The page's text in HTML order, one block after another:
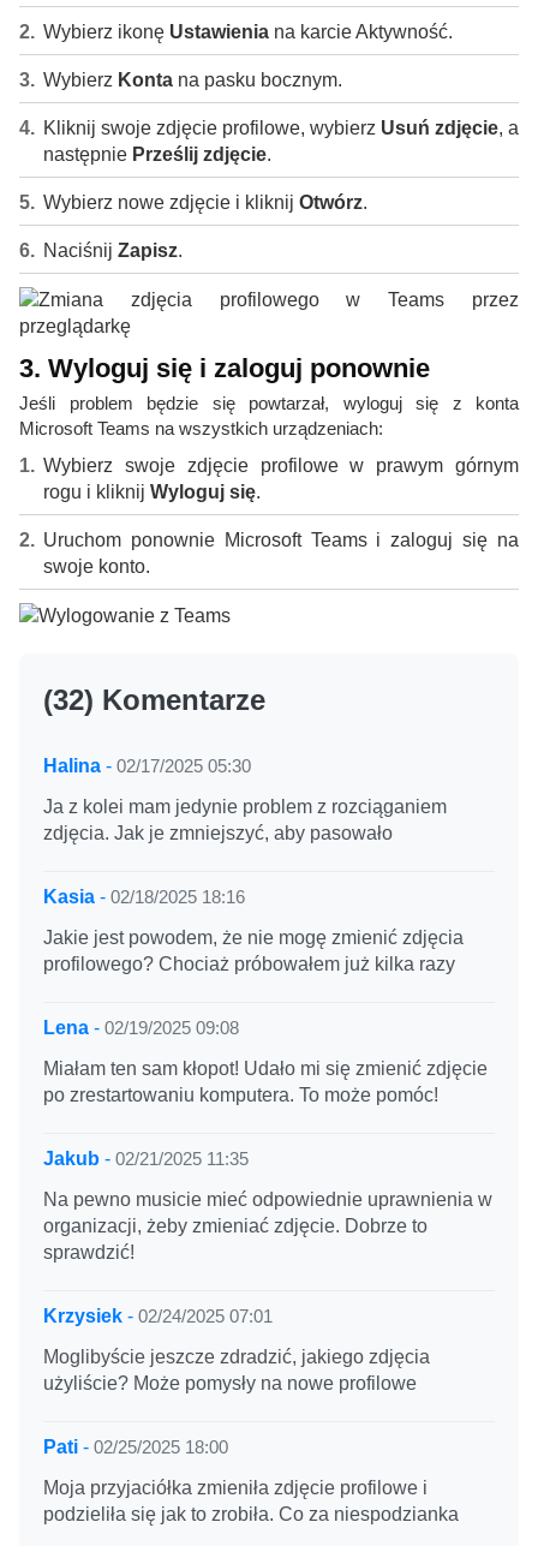
Wybierz ikonę Ustawienia na karcie Aktywność.
Wybierz Konta na pasku bocznym.
Kliknij swoje zdjęcie profilowe, wybierz Usuń zdjęcie, a
następnie Prześlij zdjęcie.
Wybierz nowe zdjęcie i kliknij Otwórz.
Naciśnij Zapisz.
3. Wyloguj się i zaloguj ponownie
Jeśli problem będzie się powtarzał, wyloguj się z konta
Microsoft Teams na wszystkich urządzeniach:
Wybierz swoje zdjęcie profilowe w prawym górnym
rogu i kliknij Wyloguj się.
Uruchom ponownie Microsoft Teams i zaloguj się na
swoje konto.
(32) Komentarze
Halina - 02/17/2025 05:30
Ja z kolei mam jedynie problem z rozciąganiem
zdjęcia. Jak je zmniejszyć, aby pasowało
Kasia - 02/18/2025 18:16
Jakie jest powodem, że nie mogę zmienić zdjęcia
profilowego? Chociaż próbowałem już kilka razy
Lena - 02/19/2025 09:08
Miałam ten sam kłopot! Udało mi się zmienić zdjęcie
po zrestartowaniu komputera. To może pomóc!
Jakub - 02/21/2025 11:35
Na pewno musicie mieć odpowiednie uprawnienia w
organizacji, żeby zmieniać zdjęcie. Dobrze to
sprawdzić!
Krzysiek - 02/24/2025 07:01
Moglibyście jeszcze zdradzić, jakiego zdjęcia
użyliście? Może pomysły na nowe profilowe
Pati - 02/25/2025 18:00
Moja przyjaciółka zmieniła zdjęcie profilowe i
podzieliła się jak to zrobiła. Co za niespodzianka